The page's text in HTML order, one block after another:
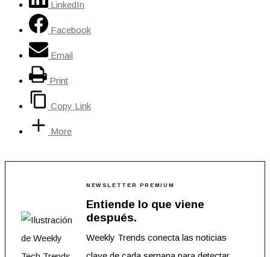
LinkedIn
Facebook
Email
Print
Copy Link
More
NEWSLETTER PREMIUM
Entiende lo que viene
después.
Weekly Trends conecta las noticias